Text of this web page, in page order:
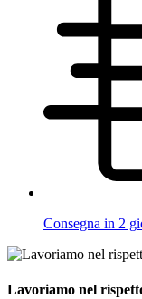
Consegna in 2
Lavoriamo nel